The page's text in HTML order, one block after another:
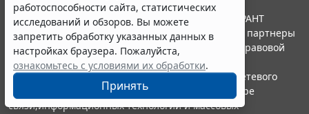
работоспособности сайта, статистических
исследований и обзоров. Вы можете
запретить обработку указанных данных в
настройках браузера. Пожалуйста,
ознакомьтесь с условиями их обработки.
Принять
© ООО "НПП "ГАРАНТ-СЕРВИС", 2026. Система ГАРАНТ
выпускается с 1990 года. Компания "Гарант" и ее партнеры
являются участниками Российской ассоциации правовой
информации ГАРАНТ.
Портал ГАРАНТ.РУ зарегистрирован в качестве сетевого
издания Федеральной службой по надзору в сфере
связи,информационных технологий и массовых